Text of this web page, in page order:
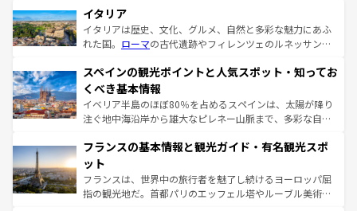
イタリア
イタリアは歴史、文化、グルメ、自然と多彩な魅力にあふ
れた国。 ローマの古代遺跡やフィレンツェのルネッサンス
ろん、トスカーナの美しい田園風景やアマルフィ海岸の絶
景など、自然景観も見逃せない。観光の合間には、本場の
ピザやパスタなど、絶品のイタリア料理を堪能することも
できる。朝目覚めてから夜眠るまで、すべての瞬間を楽し
なお、新着のイタリア情報はコンテンツ一覧を参照してほ
しい。
スペインの観光ポイントと人気スポット・知ってお
くべき基本情報
イベリア半島のほぼ80％を占めるスペインは、太陽が降り
注ぐ地中海沿岸から雄大なピレネー山脈まで、多彩な自然
文化が根付くこの国では、情熱的なフラメンコ、熱気あふ
れる闘牛、そして美味しいタパスが生活の一部となってい
る。首都マドリードの洗練された雰囲気や、バルセロナの
アートに溢れた街角から、地方では古代ローマ遺跡や中世
フランスの基本情報と観光ガイド・有名観光スポ
ット
フランスは、世界中の旅行者を魅了し続けるヨーロッパ屈
指の観光地だ。首都パリのエッフェル塔やルーブル美術館